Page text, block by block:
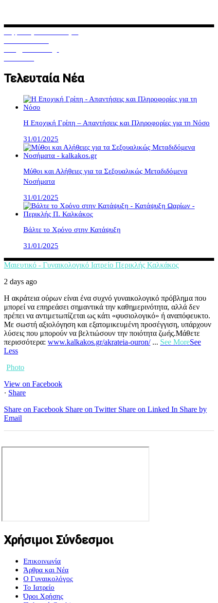
Τελευταία Νέα
Η Εποχική Γρίπη – Απαντήσεις και Πληροφορίες για τη Νόσο
31/01/2025
Μύθοι και Αλήθειες για τα Σεξουαλικώς Μεταδιδόμενα
Νοσήματα
31/01/2025
Βάλτε το Χρόνο στην Κατάψυξη
31/01/2025
Μαιευτικό - Γυναικολογικό Ιατρείο Περικλής Καλκάκος
2 days ago
Η ακράτεια ούρων είναι ένα συχνό γυναικολογικό πρόβλημα που
μπορεί να επηρεάσει σημαντικά την καθημερινότητα, αλλά δεν
πρέπει να αντιμετωπίζεται ως κάτι «φυσιολογικό» ή αναπόφευκτο.
Με σωστή αξιολόγηση και εξατομικευμένη προσέγγιση, υπάρχουν
λύσεις που μπορούν να βελτιώσουν την ποιότητα ζωής.Μάθετε
περισσότερα: www.kalkakos.gr/akrateia-ouron/ ... See MoreSee
Less
Photo
View on Facebook
· Share
Share on Facebook Share on Twitter Share on Linked In Share by
Email
Χρήσιμοι Σύνδεσμοι
Επικοινωνία
Άρθρα και Νέα
Ο Γυναικολόγος
Το Ιατρείο
Όροι Χρήσης